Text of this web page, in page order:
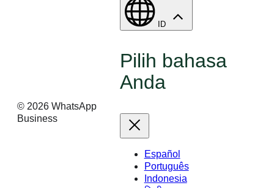
© 2026 WhatsApp
Business
ID
Pilih bahasa
Anda
Español
Português
Indonesia